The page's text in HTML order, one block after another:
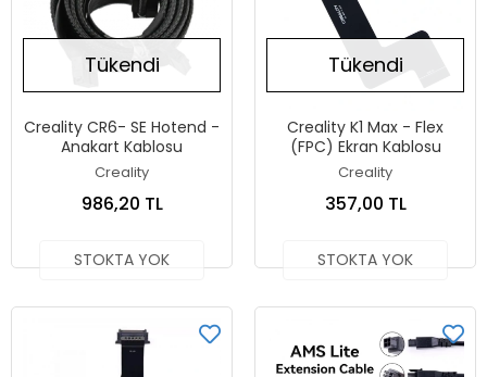
Tükendi
Creality CR6- SE Hotend -
Anakart Kablosu
Creality
986,20 TL
STOKTA YOK
Tükendi
Creality K1 Max - Flex
(FPC) Ekran Kablosu
Creality
357,00 TL
STOKTA YOK